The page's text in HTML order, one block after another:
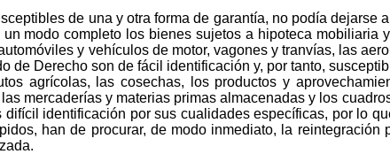
de una y otra forma de garantía, no podía
modo completo los bienes sujetos a hipoteca
y vehículos de motor, vagones y tranvías, las
de Derecho son de fácil identificación y, por tanto,
agrícolas, las cosechas, los productos y
mercaderías y materias primas almacenadas y los
identificación por sus cualidades específicas, por lo
han de procurar, de modo inmediato, la